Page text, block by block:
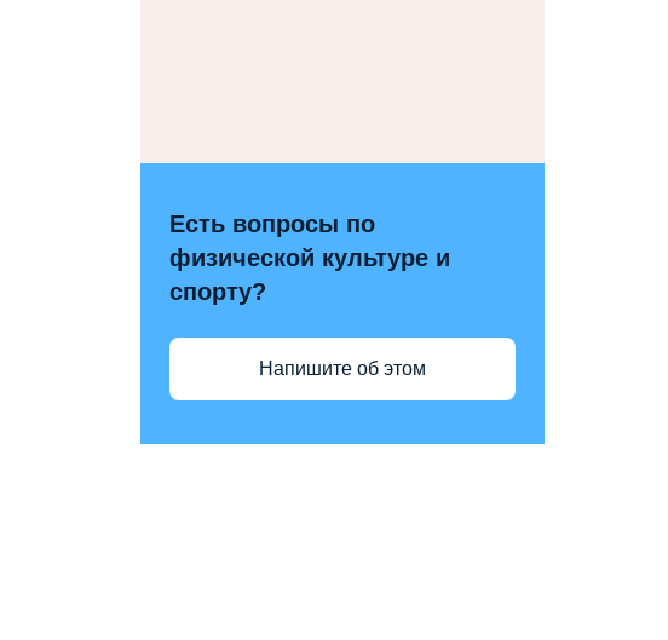
Есть вопросы по
физической культуре и
спорту?
Напишите об этом